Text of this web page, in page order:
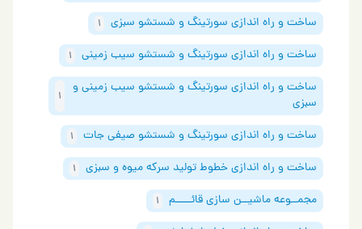
ساخت و راه اندازی سورتینگ و شستشو سبزی 1
ساخت و راه اندازی سورتینگ و شستشو سیب زمینی 1
ساخت و راه اندازی سورتینگ و شستشو سیب زمینی و
سبزی
1
ساخت و راه اندازی سورتینگ و شستشو صیفی جات 1
ساخت و راه اندازی خطوط تولید سرکه میوه و سبزی 1
مجمــوعه ماشیــن سازی قائـــــم 1